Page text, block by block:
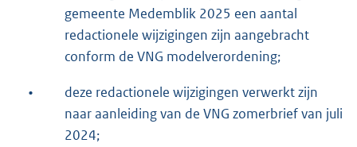
gemeente Medemblik 2025 een aantal
redactionele wijzigingen zijn aangebracht
conform de VNG modelverordening;
•
deze redactionele wijzigingen verwerkt zijn
naar aanleiding van de VNG zomerbrief van juli
2024;